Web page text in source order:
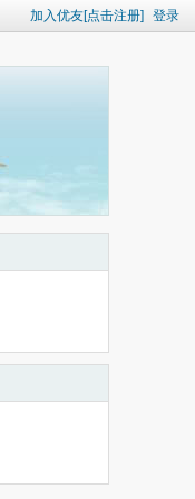
加入优友[点击注册] 登录